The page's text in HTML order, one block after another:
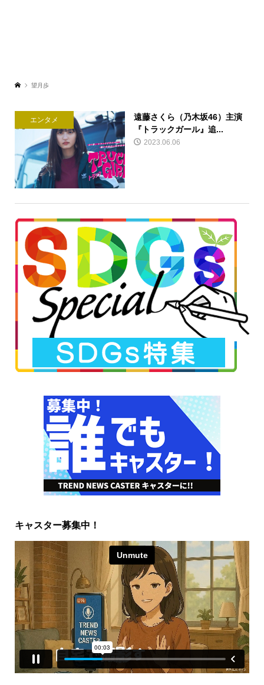
望月歩
エンタメ
遠藤さくら（乃木坂46）主演
『トラックガール』追...
2023.06.06
キャスター募集中！